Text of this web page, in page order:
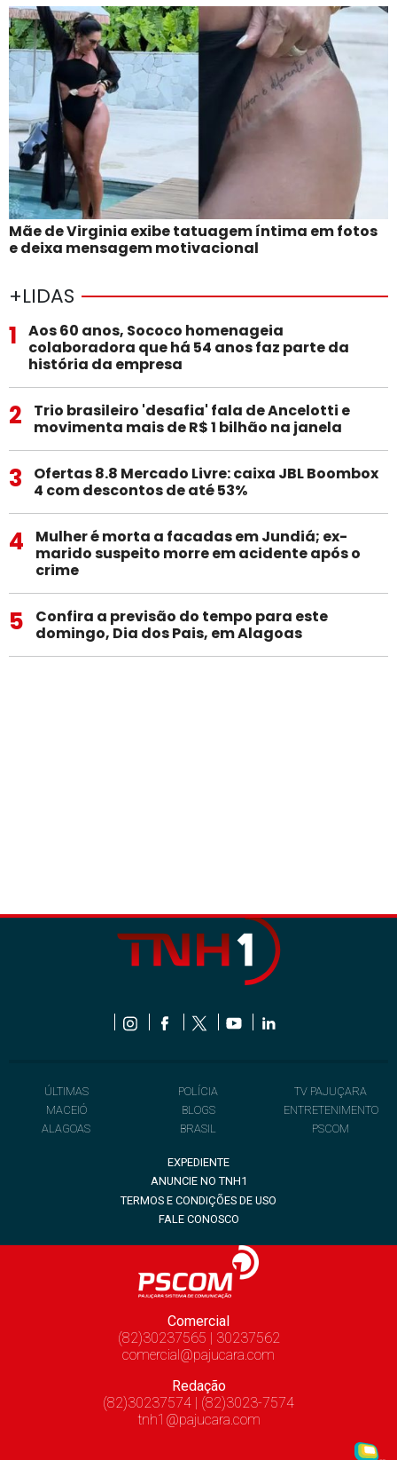
Mãe de Virginia exibe tatuagem íntima em fotos
e deixa mensagem motivacional
+LIDAS
1
Aos 60 anos, Sococo homenageia
colaboradora que há 54 anos faz parte da
história da empresa
2
Trio brasileiro 'desafia' fala de Ancelotti e
movimenta mais de R$ 1 bilhão na janela
3
Ofertas 8.8 Mercado Livre: caixa JBL Boombox
4 com descontos de até 53%
4
Mulher é morta a facadas em Jundiá; ex-
marido suspeito morre em acidente após o
crime
5
Confira a previsão do tempo para este
domingo, Dia dos Pais, em Alagoas
ÚLTIMAS
MACEIÓ
ALAGOAS
POLÍCIA
BLOGS
BRASIL
TV PAJUÇARA
ENTRETENIMENTO
PSCOM
EXPEDIENTE
ANUNCIE NO TNH1
TERMOS E CONDIÇÕES DE USO
FALE CONOSCO
Comercial
(82)30237565 | 30237562
comercial@pajucara.com
Redação
(82)30237574 | (82)3023-7574
tnh1@pajucara.com